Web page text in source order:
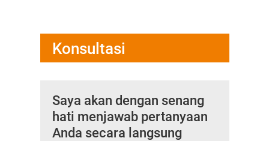
Konsultasi
Saya akan dengan senang
hati menjawab pertanyaan
Anda secara langsung